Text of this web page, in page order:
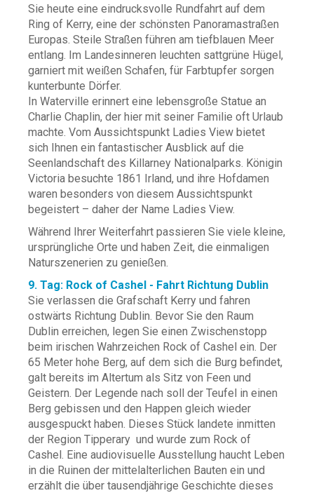
Sie heute eine eindrucksvolle Rundfahrt auf dem
Ring of Kerry, eine der schönsten Panoramastraßen
Europas. Steile Straßen führen am tiefblauen Meer
entlang. Im Landesinneren leuchten sattgrüne Hügel,
garniert mit weißen Schafen, für Farbtupfer sorgen
kunterbunte Dörfer.
In Waterville erinnert eine lebensgroße Statue an
Charlie Chaplin, der hier mit seiner Familie oft Urlaub
machte. Vom Aussichtspunkt Ladies View bietet
sich Ihnen ein fantastischer Ausblick auf die
Seenlandschaft des Killarney Nationalparks. Königin
Victoria besuchte 1861 Irland, und ihre Hofdamen
waren besonders von diesem Aussichtspunkt
begeistert – daher der Name Ladies View.
Während Ihrer Weiterfahrt passieren Sie viele kleine,
ursprüngliche Orte und haben Zeit, die einmaligen
Naturszenerien zu genießen.
9. Tag: Rock of Cashel - Fahrt Richtung Dublin
Sie verlassen die Grafschaft Kerry und fahren
ostwärts Richtung Dublin. Bevor Sie den Raum
Dublin erreichen, legen Sie einen Zwischenstopp
beim irischen Wahrzeichen Rock of Cashel ein. Der
65 Meter hohe Berg, auf dem sich die Burg befindet,
galt bereits im Altertum als Sitz von Feen und
Geistern. Der Legende nach soll der Teufel in einen
Berg gebissen und den Happen gleich wieder
ausgespuckt haben. Dieses Stück landete inmitten
der Region Tipperary und wurde zum Rock of
Cashel. Eine audiovisuelle Ausstellung haucht Leben
in die Ruinen der mittelalterlichen Bauten ein und
erzählt die über tausendjährige Geschichte dieses